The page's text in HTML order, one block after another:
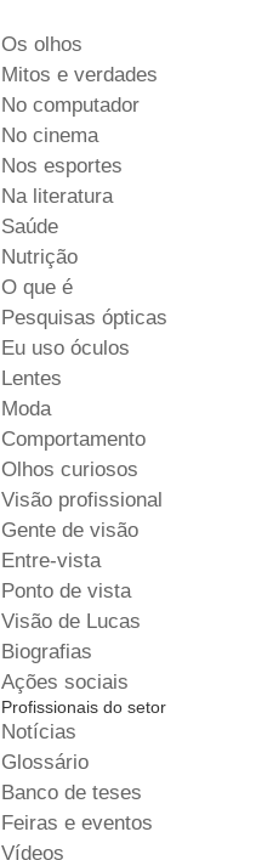
Os olhos
Mitos e verdades
No computador
No cinema
Nos esportes
Na literatura
Saúde
Nutrição
O que é
Pesquisas ópticas
Eu uso óculos
Lentes
Moda
Comportamento
Olhos curiosos
Visão profissional
Gente de visão
Entre-vista
Ponto de vista
Visão de Lucas
Biografias
Ações sociais
Profissionais do setor
Notícias
Glossário
Banco de teses
Feiras e eventos
Vídeos